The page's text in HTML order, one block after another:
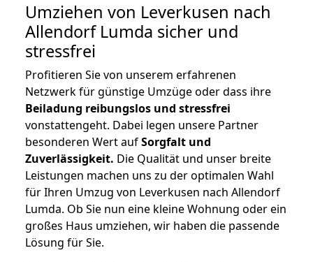
Umziehen von Leverkusen nach
Allendorf Lumda sicher und
stressfrei
Profitieren Sie von unserem erfahrenen
Netzwerk für günstige Umzüge oder dass ihre
Beiladung reibungslos und stressfrei
vonstattengeht. Dabei legen unsere Partner
besonderen Wert aufSorgfalt und
Zuverlässigkeit. Die Qualität und unser breite
Leistungen machen uns zu der optimalen Wahl
für Ihren Umzug von Leverkusen nach Allendorf
Lumda. Ob Sie nun eine kleine Wohnung oder ein
großes Haus umziehen, wir haben die passende
Lösung für Sie.